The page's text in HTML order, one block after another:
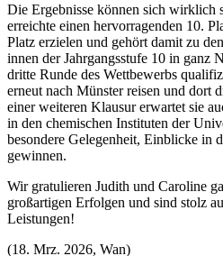
Die Ergebnisse können sich wirklich
erreichte einen hervorragenden 10.
Platz erzielen und gehört damit zu
innen der Jahrgangsstufe 10 in ganz
dritte Runde des Wettbewerbs
erneut nach Münster reisen und dort
einer weiteren Klausur erwartet sie
in den chemischen Instituten der
besondere Gelegenheit, Einblicke in
gewinnen.
Wir gratulieren Judith und Caroline
großartigen Erfolgen und sind stolz
Leistungen!
(18. Mrz. 2026, Wan)